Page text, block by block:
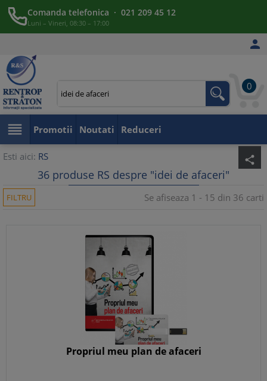
Comanda telefonica · 021 209 45 12
Luni – Vineri, 08:30 – 17:00

0
 Promotii Noutati Reduceri
Esti aici: RS share
36 produse RS despre "idei de afaceri"
FILTRU Se afiseaza 1 - 15 din 36 carti
Propriul meu plan de afaceri